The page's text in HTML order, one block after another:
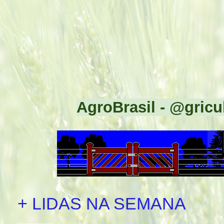
AgroBrasil -
+ LIDAS NA SEMANA